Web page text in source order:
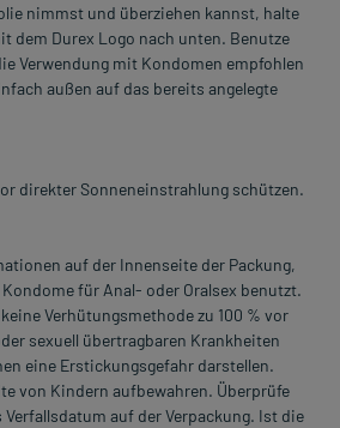
nimmst und überziehen kannst, halte
dem Durex Logo nach unten. Benutze
Verwendung mit Kondomen empfohlen
außen auf das bereits angelegte
direkter Sonneneinstrahlung schützen.
auf der Innenseite der Packung,
für Anal- oder Oralsex benutzt.
Verhütungsmethode zu 100 % vor
sexuell übertragbaren Krankheiten
eine Erstickungsgefahr darstellen.
von Kindern aufbewahren. Überprüfe
Verfallsdatum auf der Verpackung. Ist die